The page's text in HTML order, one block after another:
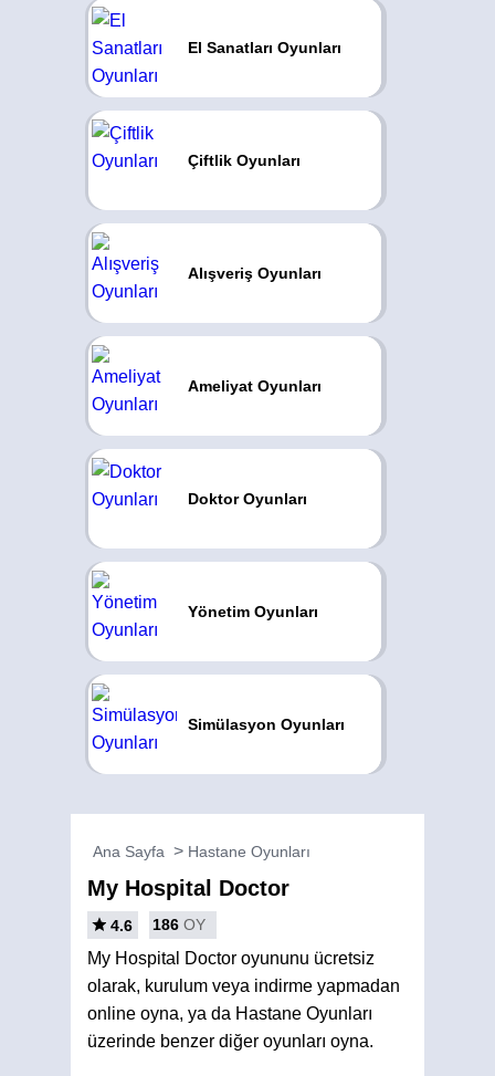
El Sanatları Oyunları
Çiftlik Oyunları
Alışveriş Oyunları
Ameliyat Oyunları
Doktor Oyunları
Yönetim Oyunları
Simülasyon Oyunları
Ana Sayfa Hastane Oyunları
My Hospital Doctor
4.6 186 OY
My Hospital Doctor oyununu ücretsiz
olarak, kurulum veya indirme yapmadan
online oyna, ya da Hastane Oyunları
üzerinde benzer diğer oyunları oyna.